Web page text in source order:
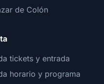
de Colón
tickets y entrada
horario y programa